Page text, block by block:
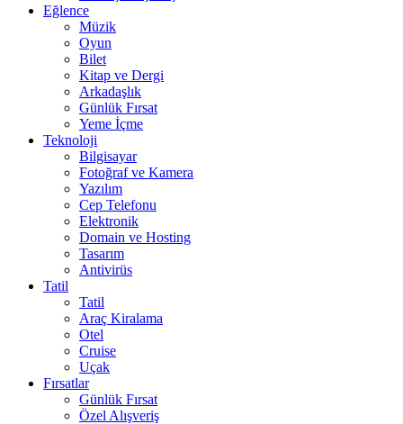
Eğlence
Müzik
Oyun
Bilet
Kitap ve Dergi
Arkadaşlık
Günlük Fırsat
Yeme İçme
Teknoloji
Bilgisayar
Fotoğraf ve Kamera
Yazılım
Cep Telefonu
Elektronik
Domain ve Hosting
Tasarım
Antivirüs
Tatil
Tatil
Araç Kiralama
Otel
Cruise
Uçak
Fırsatlar
Günlük Fırsat
Özel Alışveriş